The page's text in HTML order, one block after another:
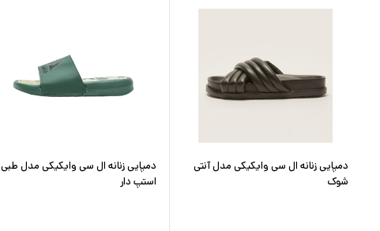
دمپایی زنانه ال سی وایکیکی مدل آنتی
شوک
دمپایی زنانه ال سی وایکیکی مدل طبی
استپ دار